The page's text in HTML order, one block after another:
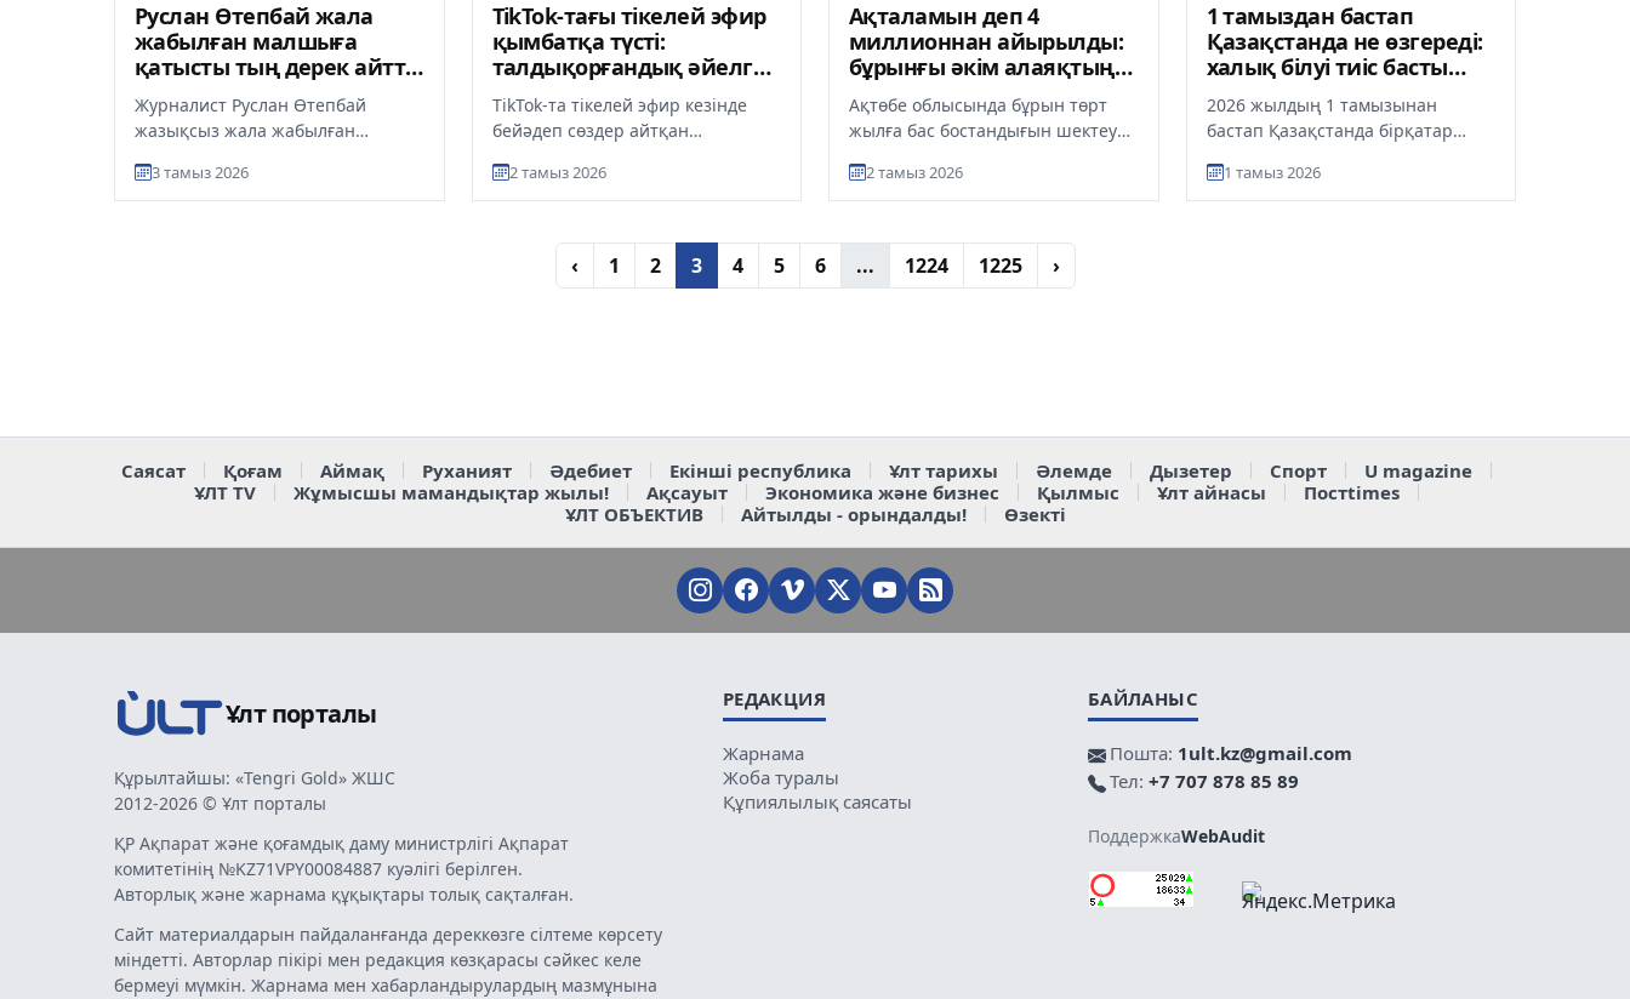
Руслан Өтепбай жала
жабылған малшыға
қатысты тың дерек айтты
(ВИДЕО)
Журналист Руслан Өтепбай
жазықсыз жала жабылған
хабарлайды ult.kz. Ол бұл туралы
әлеум...
3 тамыз 2026
TikTok-тағы тікелей эфир
қымбатқа түсті:
талдықорғандық әйелге
айыппұл салынды
TikTok-та тікелей эфир кезінде
бейәдеп сөздер айтқан
әкімшілік жауапкершілікке
тартыл...
2 тамыз 2026
Ақталамын деп 4
миллионнан айырылды:
бұрынғы әкім алаяқтың
құрбаны болды
Ақтөбе облысында бұрын төрт
жылға бас бостандығын шектеу
қаласының бұрынғы әкімі өзін
ақта...
2 тамыз 2026
1 тамыздан бастап
Қазақстанда не өзгереді:
халық білуі тиіс басты
жаңалықтар
2026 жылдың 1 тамызынан
бастап Қазақстанда бірқатар
Бұл жаңашылдықтар тұрғын үй,
с...
1 тамыз 2026
‹ 1 2 3 4 5 6 ... 1224 1225 ›
Саясат Қоғам Аймақ Руханият Әдебиет Екінші республика Ұлт тарихы Әлемде Дызетер Спорт
U magazine
ҰЛТ TV
Жұмысшы мамандықтар жылы! Ақсауыт Экономика және бизнес Қылмыс Ұлт айнасы
Постtimes
ҰЛТ ОБЪЕКТИВ
Айтылды - орындалды! Өзекті
Ұлт порталы
Құрылтайшы: «Tengri Gold» ЖШС
2012-2026 © Ұлт порталы
ҚР Ақпарат және қоғамдық даму министрлігі Ақпарат
комитетінің №KZ71VPY00084887 куәлігі берілген.
Авторлық және жарнама құқықтары толық сақталған.
Сайт материалдарын пайдаланғанда дереккөзге сілтеме көрсету
міндетті. Авторлар пікірі мен редакция көзқарасы сәйкес келе
бермеуі мүмкін. Жарнама мен хабарландырулардың мазмұнына
РЕДАКЦИЯ
Жарнама
Жоба туралы
Құпиялылық саясаты
БАЙЛАНЫС
Пошта: 1ult.kz@gmail.com
Тел: +7 707 878 85 89
ПоддержкаWebAudit